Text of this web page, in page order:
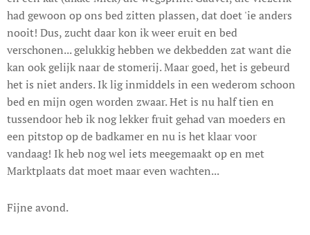
had gewoon op ons bed zitten plassen, dat doet 'ie anders
nooit! Dus, zucht daar kon ik weer eruit en bed
verschonen... gelukkig hebben we dekbedden zat want die
kan ook gelijk naar de stomerij. Maar goed, het is gebeurd
het is niet anders. Ik lig inmiddels in een wederom schoon
bed en mijn ogen worden zwaar. Het is nu half tien en
tussendoor heb ik nog lekker fruit gehad van moeders en
een pitstop op de badkamer en nu is het klaar voor
vandaag! Ik heb nog wel iets meegemaakt op en met
Marktplaats dat moet maar even wachten...
Fijne avond.